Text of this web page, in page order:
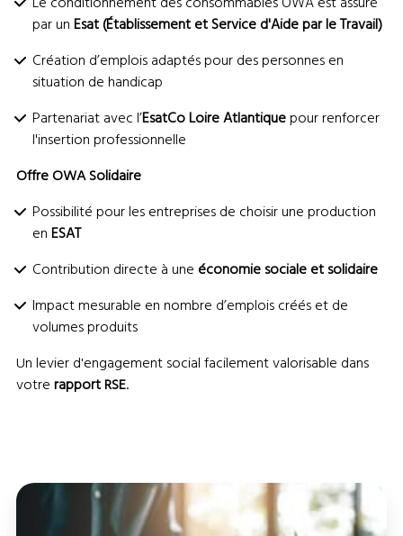
par unEsat (Établissement et Service d'Aide par le Travail)
Création d’emplois adaptés pour des personnes en
situation de handicap
Partenariat avec l’EsatCo Loire Atlantiquepour renforcer
l'insertion professionnelle
Offre OWA Solidaire
Possibilité pour les entreprises de choisir une production
enESAT
Contribution directe à une économie sociale et solidaire
Impact mesurable en nombre d’emplois créés et de
volumes produits
Un levier d'engagement social facilement valorisable dans
votrerapport RSE.